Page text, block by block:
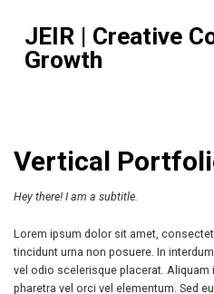
JEIR | Creative
Growth
Vertical
Hey there! I am a subtitle.
Lorem ipsum dolor sit amet,
tincidunt urna non posuere. In
vel odio scelerisque placerat. Aliquam
pharetra vel orci vel elementum. Sed